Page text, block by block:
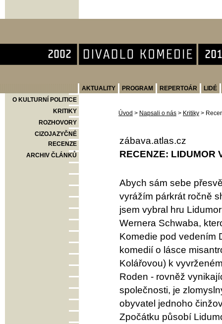
AKTUALITY PROGRAM REPERTOÁR
LIDÉ
O KULTURNÍ POLITICE
KRITIKY
ROZHOVORY
CIZOJAZYČNÉ
RECENZE
ARCHIV ČLÁNKŮ
Úvod > Napsali o nás > Kritiky >
zábava.atlas.cz
RECENZE: LIDUMOR
Abych sám sebe
vyrážím párkrát ročně
jsem vybral hru
Wernera Schwaba,
Komedie pod vedením
komedií o lásce
Kolářovou) k
Roden - rovněž
společnosti, je
obyvatel jednoho
Zpočátku působí